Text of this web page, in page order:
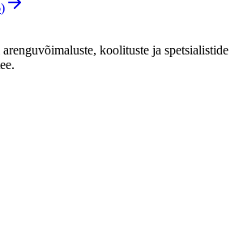
)
koolituste ja spetsialistide